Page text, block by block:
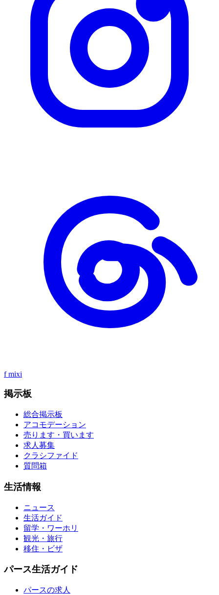
f mixi
掲示板
総合掲示板
アコモデーション
売ります・買います
求人募集
クラシファイド
質問箱
生活情報
ニュース
生活ガイド
留学・ワーホリ
観光・旅行
移住・ビザ
パース生活ガイド
パースの求人